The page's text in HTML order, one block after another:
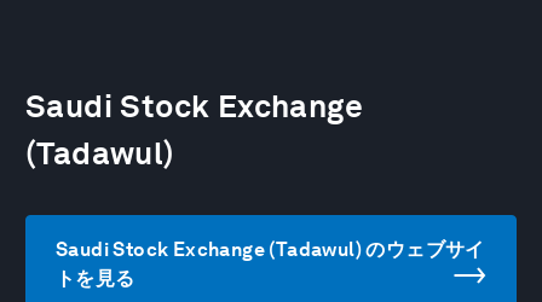
Saudi Stock Exchange
(Tadawul)
Saudi Stock Exchange (Tadawul) のウェブサイ
トを見る